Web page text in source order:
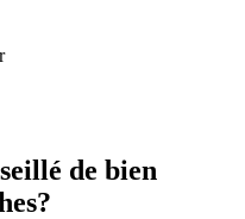
de bien